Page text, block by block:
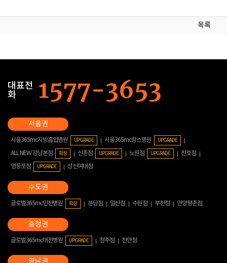
목록
대표전
화
서울365mc지방흡입병원 UPGRADE 서울365mc람스병원 UPGRADE
ALL NEW 강남본점 확장 신촌점 UPGRADE 노원점 UPGRADE
천호점
영등포점
UPGRADE 성신여대점
글로벌365mc인천병원 확장 분당점 일산점 수원점 부천점 안양평촌점
글로벌365mc대전병원 UPGRADE 청주점 천안점